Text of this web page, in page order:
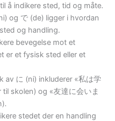
å indikere sted, tid og måte.
og で (de) ligger i hvordan
og handling.
bevegelse mot et
er et fysisk sted eller et
av に (ni) inkluderer «私は学
skolen) og «友達に会いま
stedet der en handling